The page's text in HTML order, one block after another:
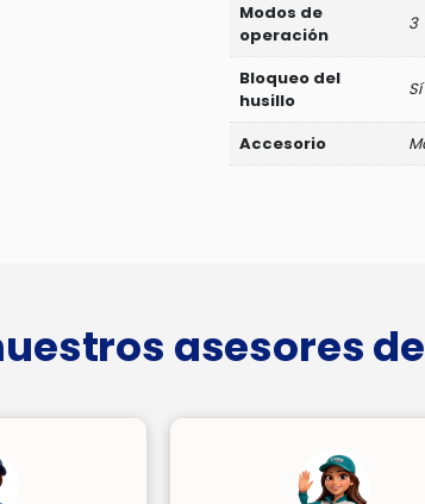
Modos de
operación
3
Bloqueo del
husillo
Sí
Accesorio
asesores